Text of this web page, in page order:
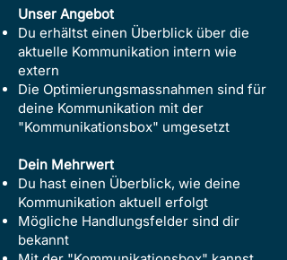
Unser Angebot
Du erhältst einen Überblick über die
aktuelle Kommunikation intern wie
extern
Die Optimierungsmassnahmen sind für
deine Kommunikation mit der
"Kommunikationsbox" umgesetzt
Dein Mehrwert
Du hast einen Überblick, wie deine
Kommunikation aktuell erfolgt
Mögliche Handlungsfelder sind dir
bekannt